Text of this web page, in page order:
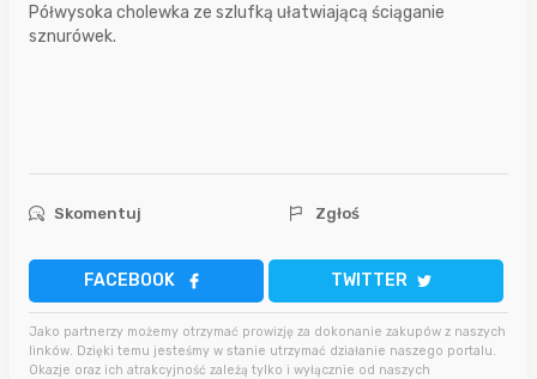
Półwysoka cholewka ze szlufką ułatwiającą ściąganie
sznurówek.
Skomentuj Zgłoś
FACEBOOK TWITTER
Jako partnerzy możemy otrzymać prowizję za dokonanie zakupów z naszych
linków. Dzięki temu jesteśmy w stanie utrzymać działanie naszego portalu.
Okazje oraz ich atrakcyjność zależą tylko i wyłącznie od naszych